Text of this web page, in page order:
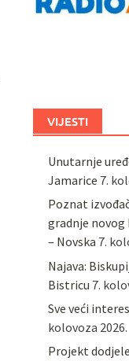
VIJESTI
Unutarnje
Jamarice 7.
Poznat
gradnje novog
– Novska 7.
Najava:
Bistricu 7.
Sve veći
kolovoza 2026.
Projekt